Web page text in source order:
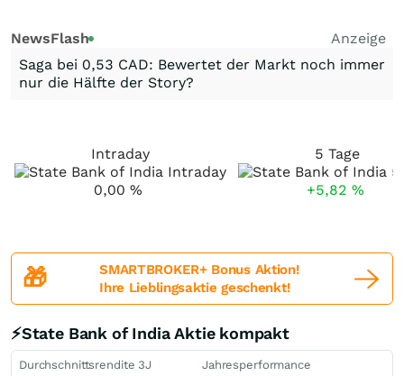
NewsFlash
Anzeige
Saga bei 0,53 CAD: Bewertet der Markt noch immer
nur die Hälfte der Story?
Intraday
0,00 %
5 Tage
+5,82 %
🎁
SMARTBROKER+ Bonus Aktion!
Ihre Lieblingsaktie geschenkt!
⚡State Bank of India Aktie kompakt
Durchschnittsrendite 3J Jahresperformance